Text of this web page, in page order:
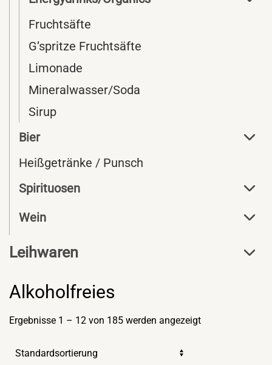
Fruchtsäfte
G’spritze Fruchtsäfte
Limonade
Mineralwasser/Soda
Sirup
Bier
Heißgetränke / Punsch
Spirituosen
Wein
Leihwaren
Alkoholfreies
Ergebnisse 1 – 12 von 185 werden angezeigt